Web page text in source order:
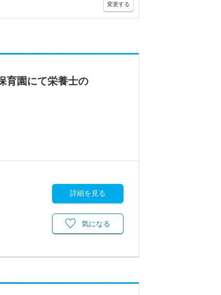
変更する
育園にて栄養士の
詳細を見る
気になる